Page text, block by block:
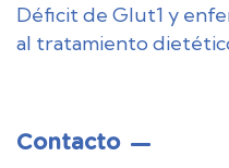
Déficit de Glut1 y
al tratamiento
Contacto